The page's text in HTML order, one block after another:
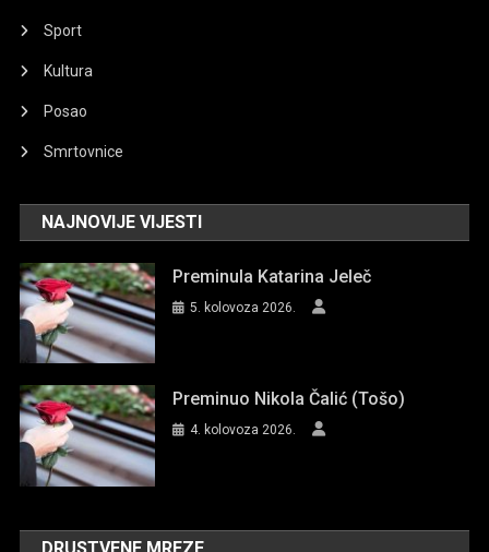
Sport
Kultura
Posao
Smrtovnice
NAJNOVIJE VIJESTI
Preminula Katarina Jeleč
5. kolovoza 2026.
Preminuo Nikola Čalić (Tošo)
4. kolovoza 2026.